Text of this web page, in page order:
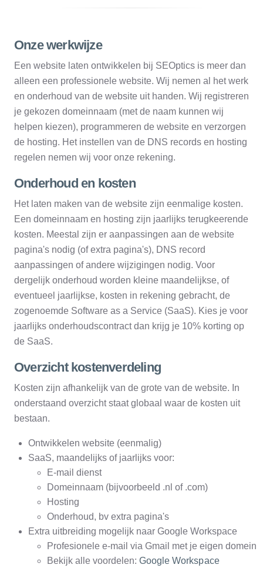
Onze werkwijze
Een website laten ontwikkelen bij SEOptics is meer dan
alleen een professionele website. Wij nemen al het werk
en onderhoud van de website uit handen. Wij registreren
je gekozen domeinnaam (met de naam kunnen wij
helpen kiezen), programmeren de website en verzorgen
de hosting. Het instellen van de DNS records en hosting
regelen nemen wij voor onze rekening.
Onderhoud en kosten
Het laten maken van de website zijn eenmalige kosten.
Een domeinnaam en hosting zijn jaarlijks terugkeerende
kosten. Meestal zijn er aanpassingen aan de website
pagina's nodig (of extra pagina's), DNS record
aanpassingen of andere wijzigingen nodig. Voor
dergelijk onderhoud worden kleine maandelijkse, of
eventueel jaarlijkse, kosten in rekening gebracht, de
zogenoemde Software as a Service (SaaS). Kies je voor
jaarlijks onderhoudscontract dan krijg je 10% korting op
de SaaS.
Overzicht kostenverdeling
Kosten zijn afhankelijk van de grote van de website. In
onderstaand overzicht staat globaal waar de kosten uit
bestaan.
Ontwikkelen website (eenmalig)
SaaS, maandelijks of jaarlijks voor:
E-mail dienst
Domeinnaam (bijvoorbeeld .nl of .com)
Hosting
Onderhoud, bv extra pagina's
Extra uitbreiding mogelijk naar Google Workspace
Profesionele e-mail via Gmail met je eigen domein
Bekijk alle voordelen: Google Workspace